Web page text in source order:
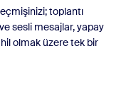
toplantı
sesli mesajlar, yapay
olmak üzere tek bir